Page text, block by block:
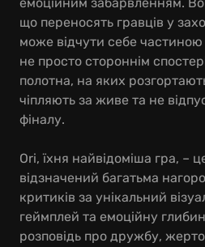
що переносять гравців у
може відчути себе частиною
не просто стороннім
полотна, на яких
чіпляють за живе та не
фіналу.
Ori, їхня найвідоміша гра, –
відзначений багатьма
критиків за унікальний
геймплей та емоційну
розповідь про дружбу,